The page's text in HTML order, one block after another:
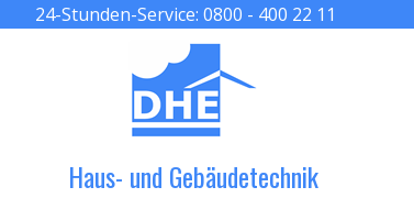
24-Stunden-Service: 0800 - 400 22 11
Haus- und Gebäudetechnik